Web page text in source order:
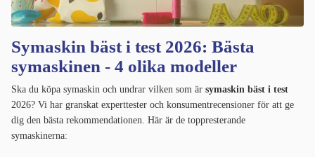
Symaskin bäst i test 2026: Bästa
symaskinen - 4 olika modeller
Ska du köpa symaskin och undrar vilken som är symaskin bäst i test
2026? Vi har granskat experttester och konsumentrecensioner för att ge
dig den bästa rekommendationen. Här är de toppresterande
symaskinerna: